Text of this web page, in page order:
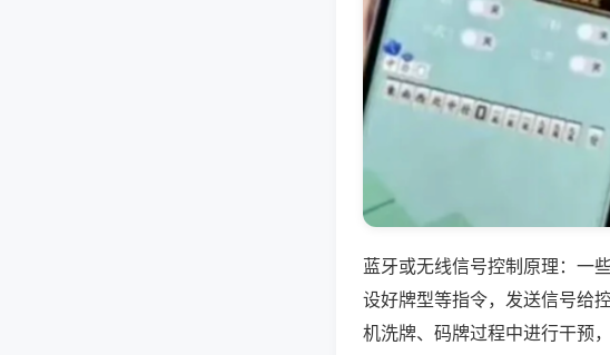
蓝牙或无线信号控制原理：一
设好牌型等指令，发送信号给
机洗牌、码牌过程中进行干预